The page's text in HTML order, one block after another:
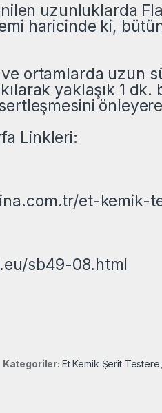
uzunluklarda
haricinde ki,
ortamlarda uzun
yaklaşık 1 dk.
Linkleri:
et-kemik-
sb49-08.html
Kategoriler: Et Kemik Şerit Testere